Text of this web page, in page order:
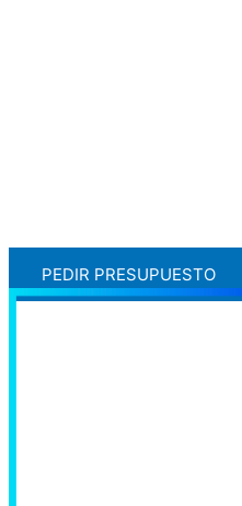
PEDIR PRESUPUESTO